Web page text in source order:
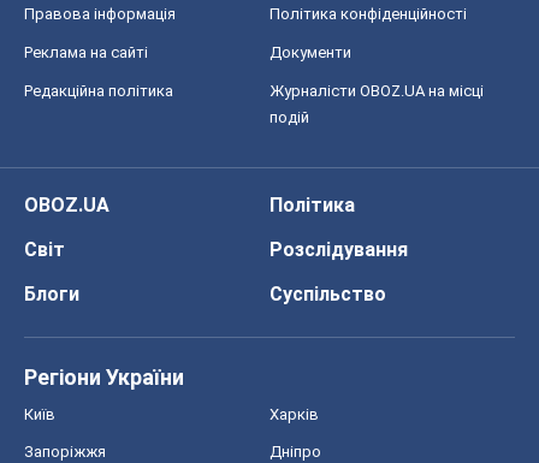
Правова інформація Політика конфіденційності
Реклама на сайті Документи
Редакційна політика
Журналісти OBOZ.UA на місці
подій
OBOZ.UA
Політика
Світ
Розслідування
Блоги
Суспільство
Регіони України
Київ Харків
Запоріжжя Дніпро